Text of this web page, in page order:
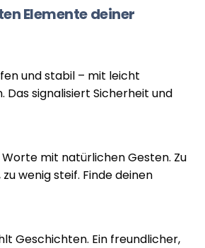
Elemente deiner
und stabil – mit leicht
Das signalisiert Sicherheit und
mit natürlichen Gesten. Zu
wenig steif. Finde deinen
Geschichten. Ein freundlicher,